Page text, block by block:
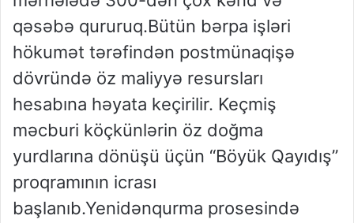
qəsəbə qururuq.Bütün bərpa işləri
hökumət tərəfindən postmünaqişə
dövründə öz maliyyə resursları
hesabına həyata keçirilir. Keçmiş
məcburi köçkünlərin öz doğma
yurdlarına dönüşü üçün “Böyük Qayıdış”
proqramının icrası
başlanıb.Yenidənqurma prosesində